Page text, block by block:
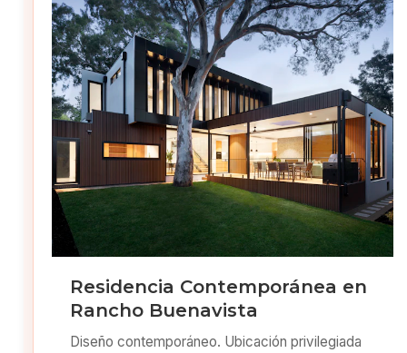
Residencia Contemporánea en
Rancho Buenavista
Diseño contemporáneo. Ubicación privilegiada